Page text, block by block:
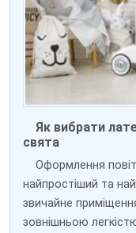
Як вибрати
свята
Оформлення
найпростіший та
звичайне
зовнішньою